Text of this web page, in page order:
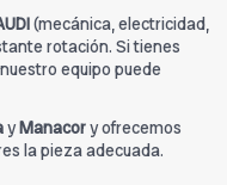
(mecánica, electricidad,
rotación. Si tienes
equipo puede
yManacory ofrecemos
la pieza adecuada.